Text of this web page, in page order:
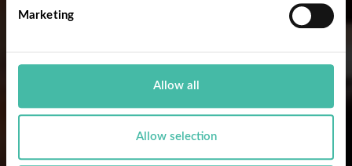
Marketing
Allow all
Allow selection